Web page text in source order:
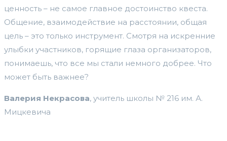
ценность – не самое главное достоинство квеста.
Общение, взаимодействие на расстоянии, общая
цель – это только инструмент. Смотря на искренние
улыбки участников, горящие глаза организаторов,
понимаешь, что все мы стали немного добрее. Что
может быть важнее?
Валерия Некрасова, учитель школы № 216 им. А.
Мицкевича